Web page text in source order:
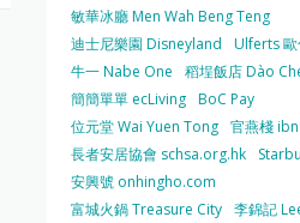
敏華冰廳 Men Wah Beng Teng
迪士尼樂園 Disneyland
Ulferts
牛一 Nabe One
稻埕飯店 Dào
簡簡單單 ecLiving BoC Pay
位元堂 Wai Yuen Tong 官燕棧
長者安居協會 schsa.org.hk
安興號 onhingho.com
富城火鍋 Treasure City 李錦記